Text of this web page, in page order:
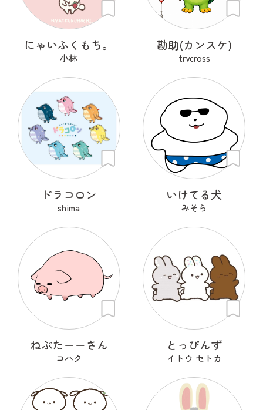
にゃいふくもち。
小林
勘助(カンスケ)
trycross
ドラコロン
shima
いけてる犬
みそら
ねぶたーーさん
コハク
とっぴんず
イトウ セトカ